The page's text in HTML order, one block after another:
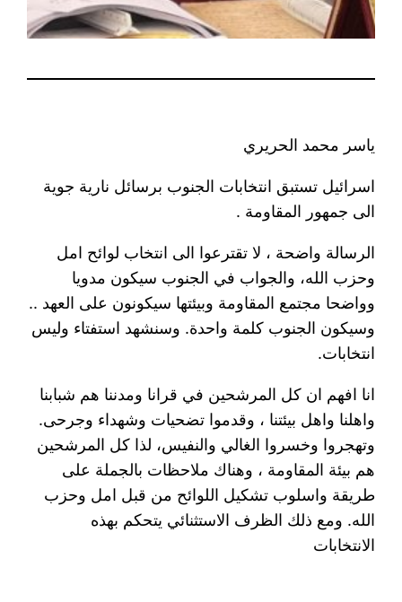
ياسر محمد الحريري
اسرائيل تستبق انتخابات الجنوب برسائل نارية جوية
الى جمهور المقاومة .
الرسالة واضحة ، لا تقترعوا الى انتخاب لوائح امل
وحزب الله، والجواب في الجنوب سيكون مدويا
وواضحا مجتمع المقاومة وبيئتها سيكونون على العهد ..
وسيكون الجنوب كلمة واحدة. وسنشهد استفتاء وليس
انتخابات.
انا افهم ان كل المرشحين في قرانا ومدننا هم شبابنا
واهلنا واهل بيئتنا ، وقدموا تضحيات وشهداء وجرحى.
وتهجروا وخسروا الغالي والنفيس، لذا كل المرشحين
هم بيئة المقاومة ، وهناك ملاحظات بالجملة على
طريقة واسلوب تشكيل اللوائح من قبل امل وحزب
الله. ومع ذلك الظرف الاستثنائي يتحكم بهذه
الانتخابات